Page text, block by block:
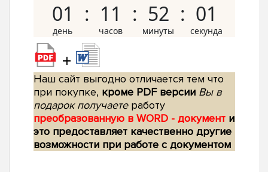
01 11 52 00
+
Наш сайт выгодно отличается тем что
при покупке, кроме PDF версии Вы в
подарок получаетеработу
преобразованную в WORD - документ и
это предоставляет качественно другие
возможности при работе с документом